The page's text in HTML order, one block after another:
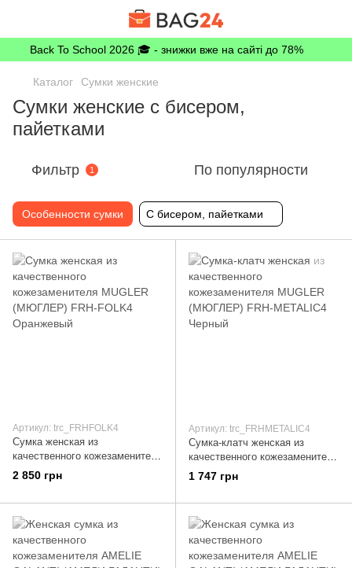
Back To School 2026 🎓 - знижки вже на сайті до 78%
Каталог Сумки женские
Сумки женские с бисером,
пайетками
Фильтр 1 По популярности
Особенности сумки С бисером, пайетками
Артикул: trc_FRHFOLK4
Сумка женская из
качественного кожезаменителя
MUGLER (МЮГЛЕР) FRH-
FOLK4 Оранжевый
2 850 грн
Артикул: trc_FRHMETALIC4
Сумка-клатч женская из
качественного кожезаменителя
MUGLER (МЮГЛЕР) FRH-
METALIC4 Черный
1 747 грн